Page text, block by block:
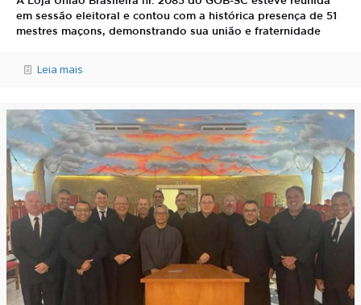
em sessão eleitoral e contou com a histórica presença de 51
mestres maçons, demonstrando sua união e fraternidade
Leia mais